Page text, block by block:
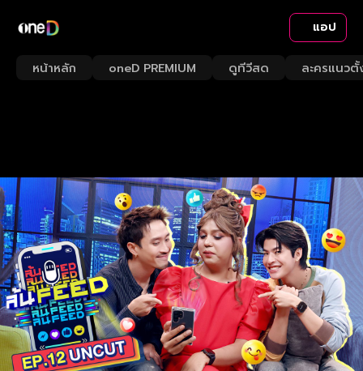
แอป
หน้าหลัก oneD PREMIUM ดูทีวีสด ละครแนวตั้